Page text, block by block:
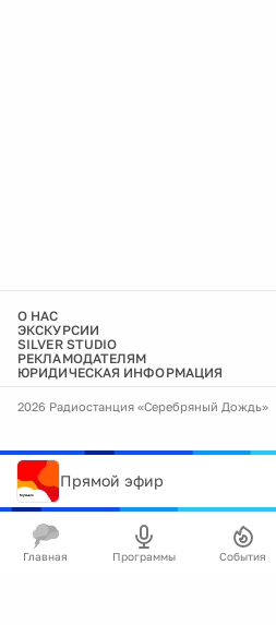
О НАС
ЭКСКУРСИИ
SILVER STUDIO
РЕКЛАМОДАТЕЛЯМ
ЮРИДИЧЕСКАЯ ИНФОРМАЦИЯ
2026 Радиостанция «Серебряный Дождь»
Прямой эфир
Главная Программы События